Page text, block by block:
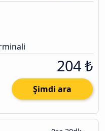
204 ₺
Şimdi ara